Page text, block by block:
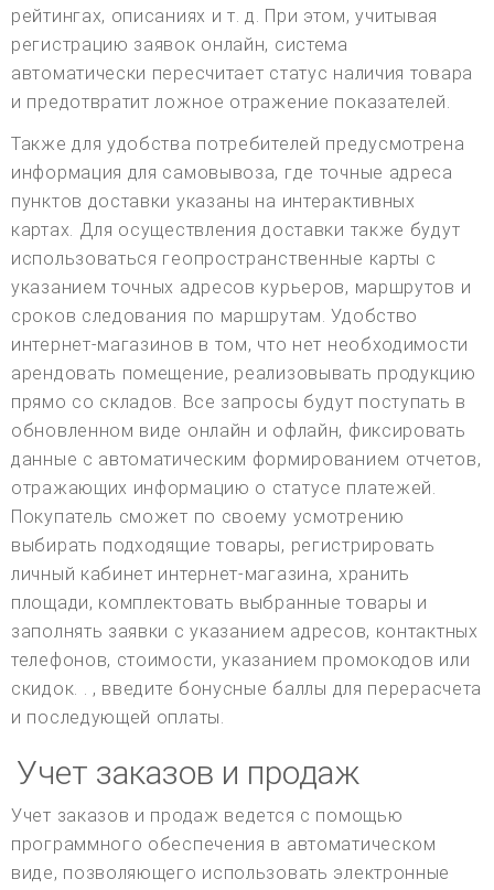
рейтингах, описаниях и т. д. При этом, учитывая
регистрацию заявок онлайн, система
автоматически пересчитает статус наличия товара
и предотвратит ложное отражение показателей.
Также для удобства потребителей предусмотрена
информация для самовывоза, где точные адреса
пунктов доставки указаны на интерактивных
картах. Для осуществления доставки также будут
использоваться геопространственные карты с
указанием точных адресов курьеров, маршрутов и
сроков следования по маршрутам. Удобство
интернет-магазинов в том, что нет необходимости
арендовать помещение, реализовывать продукцию
прямо со складов. Все запросы будут поступать в
обновленном виде онлайн и офлайн, фиксировать
данные с автоматическим формированием отчетов,
отражающих информацию о статусе платежей.
Покупатель сможет по своему усмотрению
выбирать подходящие товары, регистрировать
личный кабинет интернет-магазина, хранить
площади, комплектовать выбранные товары и
заполнять заявки с указанием адресов, контактных
телефонов, стоимости, указанием промокодов или
скидок. . , введите бонусные баллы для перерасчета
и последующей оплаты.
Учет заказов и продаж
Учет заказов и продаж ведется с помощью
программного обеспечения в автоматическом
виде, позволяющего использовать электронные